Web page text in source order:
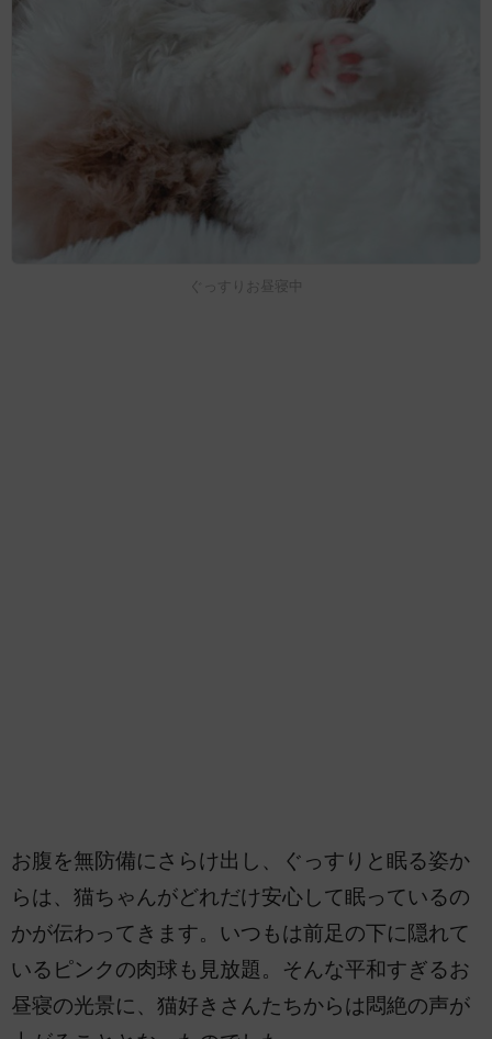
ぐっすりお昼寝中
お腹を無防備にさらけ出し、ぐっすりと眠る姿か
らは、猫ちゃんがどれだけ安心して眠っているの
かが伝わってきます。いつもは前足の下に隠れて
いるピンクの肉球も見放題。そんな平和すぎるお
昼寝の光景に、猫好きさんたちからは悶絶の声が